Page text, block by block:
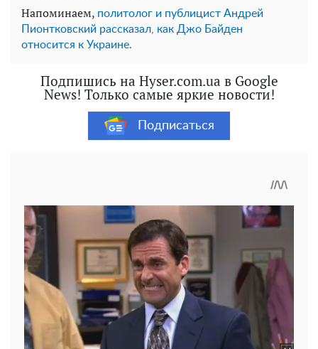
Напоминаем, политолог и публицист Андрей
Пионтковский рассказал, как Джо Байден
относится к Украине.
Подпишись на Hyser.com.ua в Google
News! Только самые яркие новости!
Подписаться